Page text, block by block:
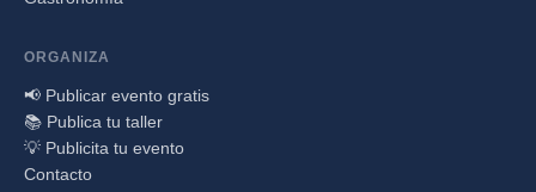
ORGANIZA
📢 Publicar evento gratis
📚 Publica tu taller
💡 Publicita tu evento
Contacto